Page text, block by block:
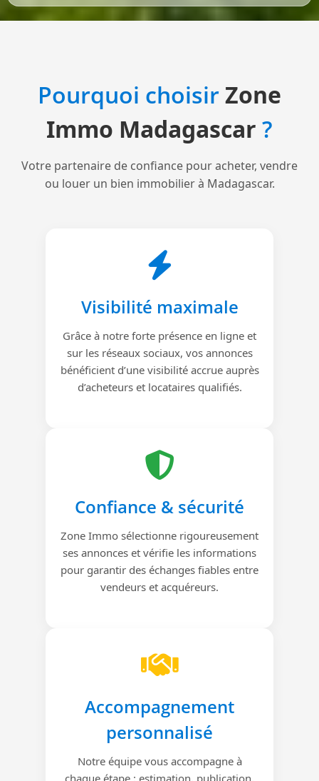
Pourquoi choisirZone
Immo Madagascar ?
Votre partenaire de confiance pour acheter, vendre
ou louer un bien immobilier à Madagascar.
Visibilité maximale
Grâce à notre forte présence en ligne et
sur les réseaux sociaux, vos annonces
bénéficient d’une visibilité accrue auprès
d’acheteurs et locataires qualifiés.
Confiance & sécurité
Zone Immo sélectionne rigoureusement
ses annonces et vérifie les informations
pour garantir des échanges fiables entre
vendeurs et acquéreurs.
Accompagnement
personnalisé
Notre équipe vous accompagne à
chaque étape : estimation, publication,